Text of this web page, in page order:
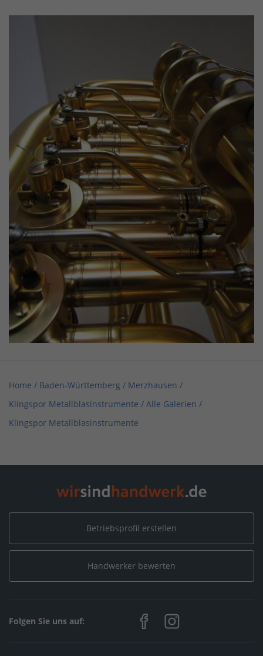
Home / Baden-Württemberg / Merzhausen /
Klingspor Metallblasinstrumente / Alle Galerien /
Klingspor Metallblasinstrumente
Betriebsprofil erstellen
Handwerker bewerten
Folgen Sie uns auf: